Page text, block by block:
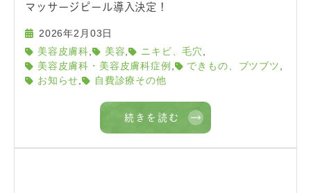
マッサージピール導入決定！
2026年2月03日
美容皮膚科, 美容, ニキビ、毛穴 ,
美容皮膚科・美容皮膚科症例 , できもの、ブツブツ ,
お知らせ, 自費診療その他
続きを読む